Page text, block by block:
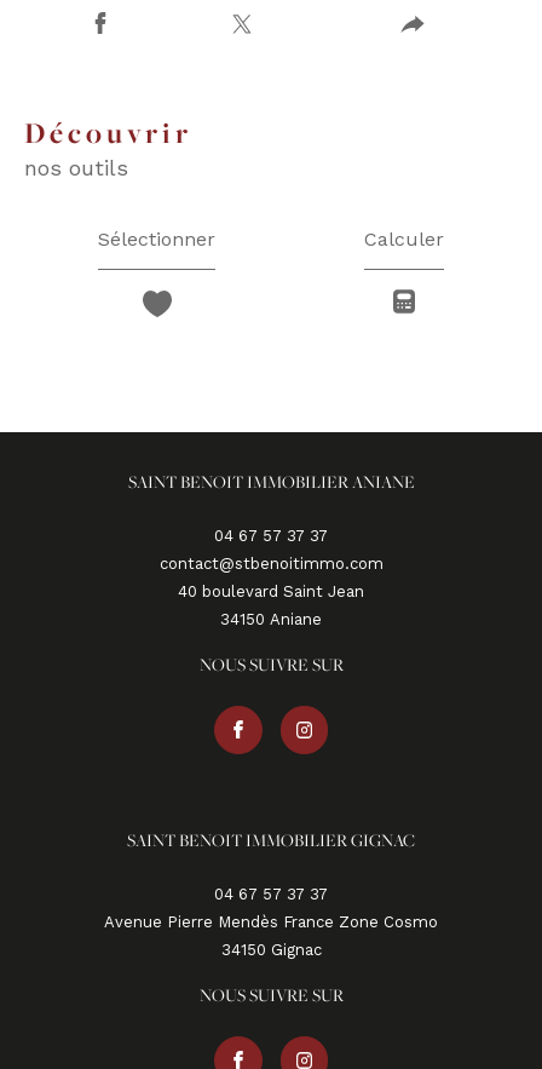
découvrir
nos outils
Sélectionner Calculer
SAINT BENOIT IMMOBILIER ANIANE
04 67 57 37 37
contact@stbenoitimmo.com
40 boulevard Saint Jean
34150
aniane
NOUS SUIVRE SUR
SAINT BENOIT IMMOBILIER GIGNAC
04 67 57 37 37
Avenue Pierre Mendès France Zone Cosmo
34150
gignac
NOUS SUIVRE SUR